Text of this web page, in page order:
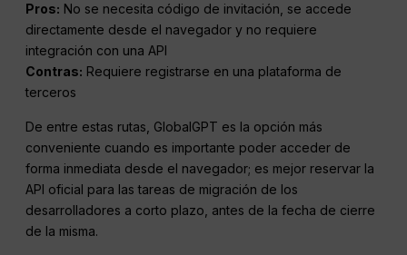
Pros: No se necesita código de invitación, se accede
directamente desde el navegador y no requiere
integración con una API
Contras: Requiere registrarse en una plataforma de
terceros
De entre estas rutas, GlobalGPT es la opción más
conveniente cuando es importante poder acceder de
forma inmediata desde el navegador; es mejor reservar la
API oficial para las tareas de migración de los
desarrolladores a corto plazo, antes de la fecha de cierre
de la misma.